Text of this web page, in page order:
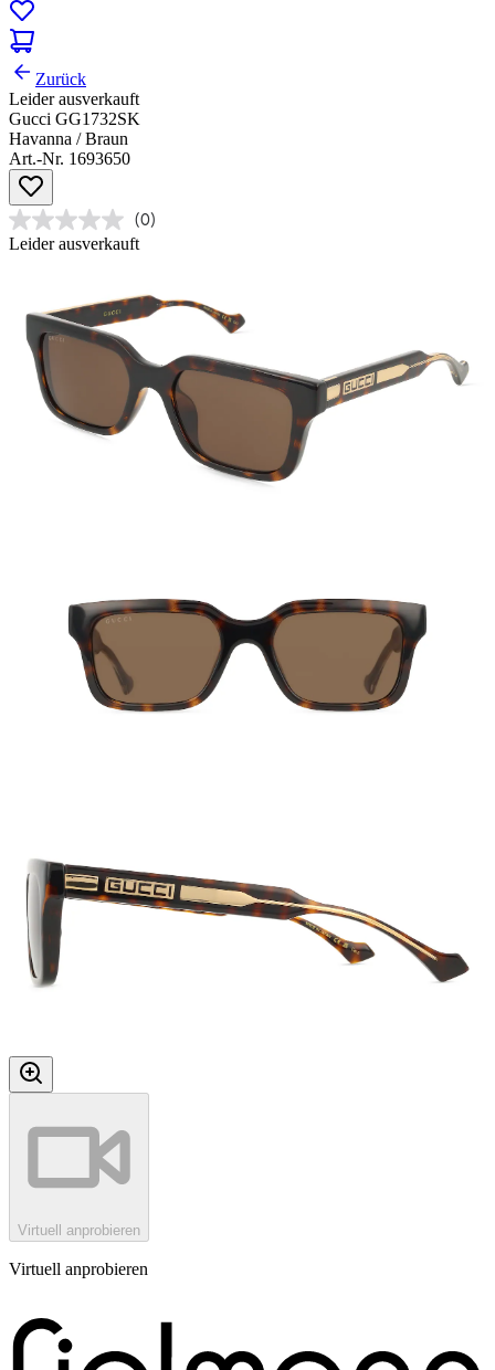
Zurück
Leider ausverkauft
Gucci GG1732SK
Havanna / Braun
Art.-Nr. 1693650
(0)
Leider ausverkauft
Virtuell anprobieren
Virtuell anprobieren